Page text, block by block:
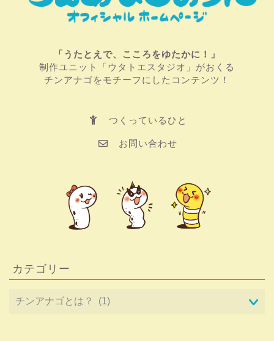
「うたとえで、こころをゆたかに！」
制作ユニット「ウタトエスタジオ」がおくる
チンアナゴをモチーフにしたコンテンツ！
つくっているひと
お問い合わせ
カテゴリー